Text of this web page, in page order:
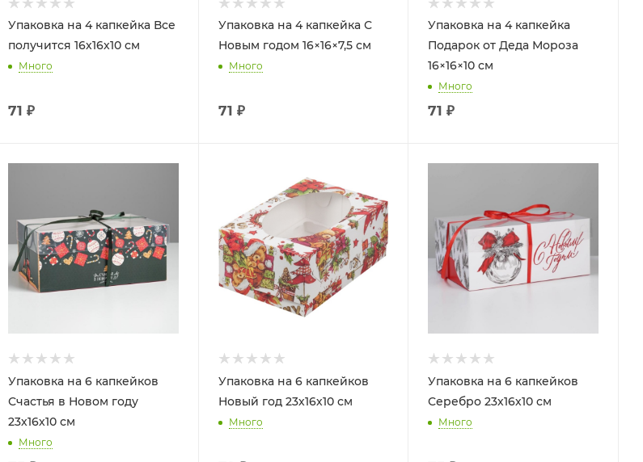
Упаковка на 4 капкейка Все
получится 16х16х10 см
Много
71 ₽
Упаковка на 4 капкейка С
Новым годом 16×16×7,5 см
Много
71 ₽
Упаковка на 4 капкейка
Подарок от Деда Мороза
16×16×10 см
Много
71 ₽
Упаковка на 6 капкейков
Счастья в Новом году
23х16х10 см
Много
Упаковка на 6 капкейков
Новый год 23х16х10 см
Много
Упаковка на 6 капкейков
Серебро 23х16х10 см
Много